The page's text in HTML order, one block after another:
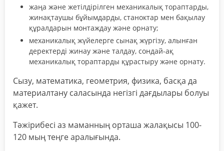
жаңа және жетілдірілген механикалық тораптарды,
жинақтаушы бұйымдарды, станоктар мен бақылау
құралдарын монтаждау және орнату;
механикалық жүйелерге сынақ жүргізу, алынған
деректерді жинау және талдау, сондай-ақ
механикалық тораптарды құрастыру және орнату.
Сызу, математика, геометрия, физика, басқа да
материалтану саласында негізгі дағдылары болуы
қажет.
Тәжірибесі аз маманның орташа жалақысы 100-
120 мың теңге аралығында.